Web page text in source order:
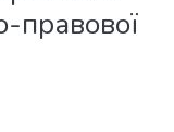
правової